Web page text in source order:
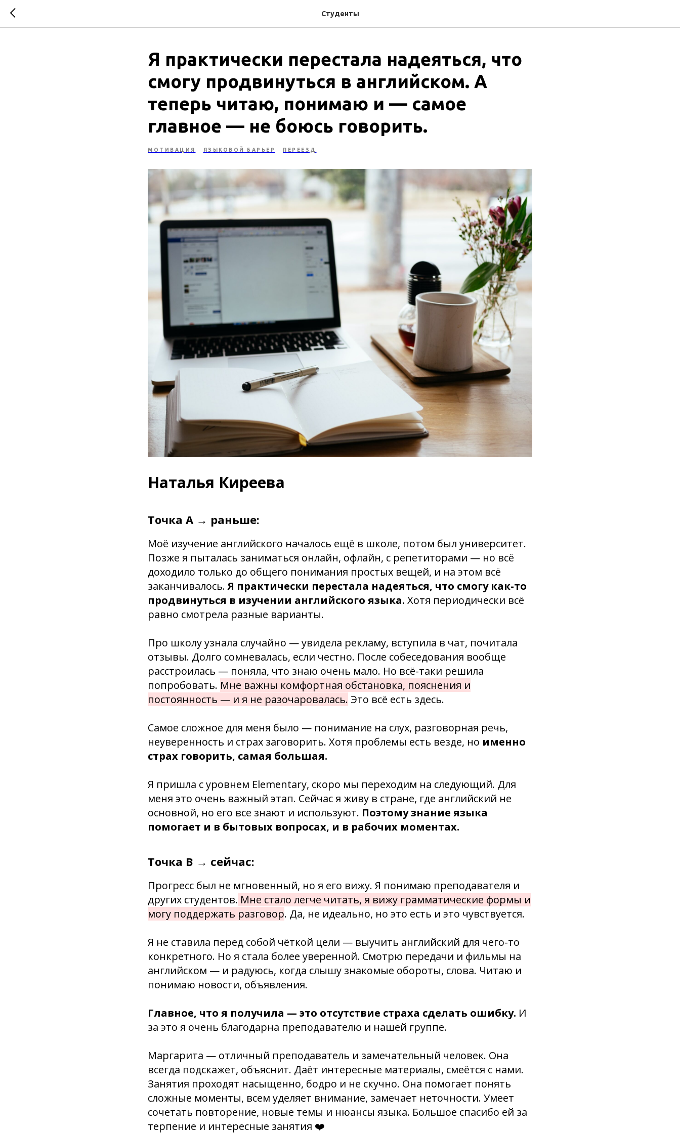
Студенты
Я практически перестала надеяться, что
смогу продвинуться в английском. А
теперь читаю, понимаю и — самое
главное — не боюсь говорить.
МОТИВАЦИЯ ЯЗЫКОВОЙ БАРЬЕР ПЕРЕЕЗД
Наталья Киреева
Точка А → раньше:
Моё изучение английского началось ещё в школе, потом был университет.
Позже я пыталась заниматься онлайн, офлайн, с репетиторами — но всё
доходило только до общего понимания простых вещей, и на этом всё
заканчивалось.Я практически перестала надеяться, что смогу как-то
продвинуться в изучении английского языка. Хотя периодически всё
равно смотрела разные варианты.
Про школу узнала случайно — увидела рекламу, вступила в чат, почитала
отзывы. Долго сомневалась, если честно. После собеседования вообще
расстроилась — поняла, что знаю очень мало. Но всё-таки решила
попробовать. Мне важны комфортная обстановка, пояснения и
постоянность — и я не разочаровалась. Это всё есть здесь.
Самое сложное для меня было — понимание на слух, разговорная речь,
неуверенность и страх заговорить. Хотя проблемы есть везде, но именно
страх говорить, самая большая.
Я пришла с уровнем Elementary, скоро мы переходим на следующий. Для
меня это очень важный этап. Сейчас я живу в стране, где английский не
основной, но его все знают и используют. Поэтому знание языка
помогает и в бытовых вопросах, и в рабочих моментах.
Точка B → сейчас:
Прогресс был не мгновенный, но я его вижу. Я понимаю преподавателя и
других студентов. Мне стало легче читать, я вижу грамматические формы и
могу поддержать разговор. Да, не идеально, но это есть и это чувствуется.
Я не ставила перед собой чёткой цели — выучить английский для чего-то
конкретного. Но я стала более уверенной. Смотрю передачи и фильмы на
английском — и радуюсь, когда слышу знакомые обороты, слова. Читаю и
понимаю новости, объявления.
Главное, что я получила — это отсутствие страха сделать ошибку. И
за это я очень благодарна преподавателю и нашей группе.
Маргарита — отличный преподаватель и замечательный человек. Она
всегда подскажет, объяснит. Даёт интересные материалы, смеётся с нами.
Занятия проходят насыщенно, бодро и не скучно. Она помогает понять
сложные моменты, всем уделяет внимание, замечает неточности. Умеет
сочетать повторение, новые темы и нюансы языка. Большое спасибо ей за
терпение и интересные занятия ❤️